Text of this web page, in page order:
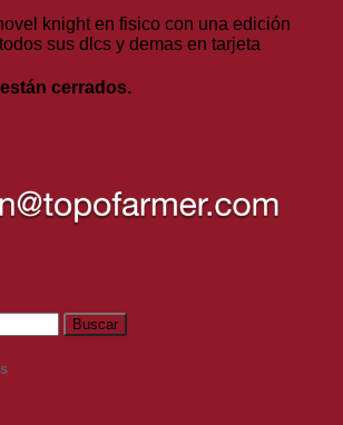
knight en fisico con una edición
sus dlcs y demas en tarjeta
cerrados.